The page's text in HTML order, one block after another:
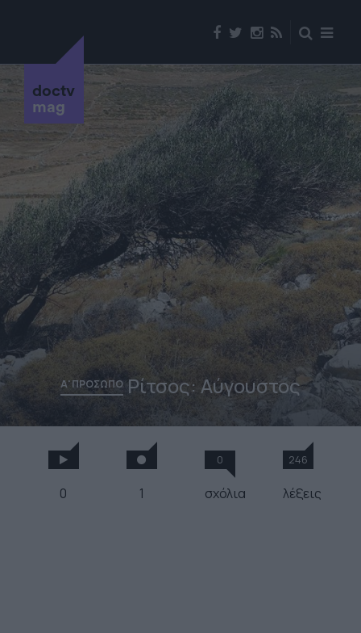
doctv
mag
Α' ΠΡΟΣΩΠΟ Ρίτσος: Αύγουστος
0 1
0
σχόλια
246
λέξεις